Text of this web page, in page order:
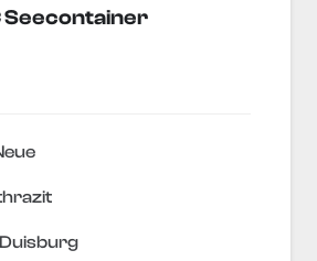
Seecontainer
Duisburg